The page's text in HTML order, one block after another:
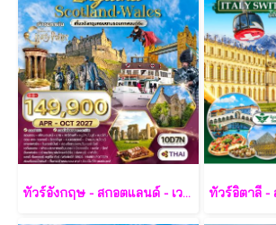
ทัวร์อังกฤษ - สกอตแลนด์ - เวลส์ 10 วัน - TG